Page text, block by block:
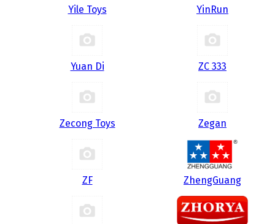
Yile Toys YinRun
Yuan Di ZC 333
Zecong Toys Zegan
ZF ZhengGuang